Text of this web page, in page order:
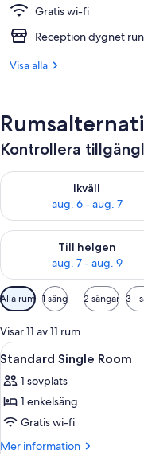
Gratis wi-fi
Reception dygnet
Visa alla
Kontrollera
Ikväll
aug. 6 - aug. 7
Kontrollera
Till helgen
aug. 7 - aug. 9
Kontrollera
Tillgängliga
filter
för
rum
Alla rum 1 säng 2 sängar 3+
Visar 11 av 11 rum
Öppna
alla
foton
för
Standard
Single
4
Standard Single Room
1 sovplats
1 enkelsäng
Gratis wi-fi
Mer information
Mer